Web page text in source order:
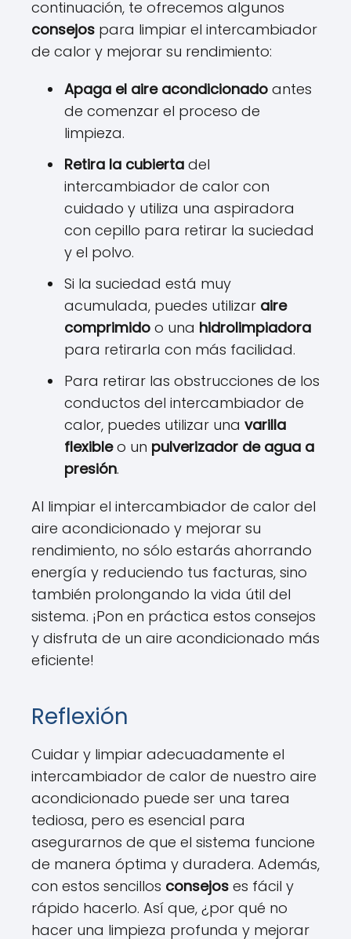
continuación, te ofrecemos algunos
consejos para limpiar el intercambiador
de calor y mejorar su rendimiento:
Apaga el aire acondicionado antes
de comenzar el proceso de
limpieza.
Retira la cubierta del
intercambiador de calor con
cuidado y utiliza una aspiradora
con cepillo para retirar la suciedad
y el polvo.
Si la suciedad está muy
acumulada, puedes utilizar aire
comprimido o una hidrolimpiadora
para retirarla con más facilidad.
Para retirar las obstrucciones de los
conductos del intercambiador de
calor, puedes utilizar una varilla
flexibleo un pulverizador de agua a
presión.
Al limpiar el intercambiador de calor del
aire acondicionado y mejorar su
rendimiento, no sólo estarás ahorrando
energía y reduciendo tus facturas, sino
también prolongando la vida útil del
sistema. ¡Pon en práctica estos consejos
y disfruta de un aire acondicionado más
eficiente!
Reflexión
Cuidar y limpiar adecuadamente el
intercambiador de calor de nuestro aire
acondicionado puede ser una tarea
tediosa, pero es esencial para
asegurarnos de que el sistema funcione
de manera óptima y duradera. Además,
con estos sencillos consejos es fácil y
rápido hacerlo. Así que, ¿por qué no
hacer una limpieza profunda y mejorar